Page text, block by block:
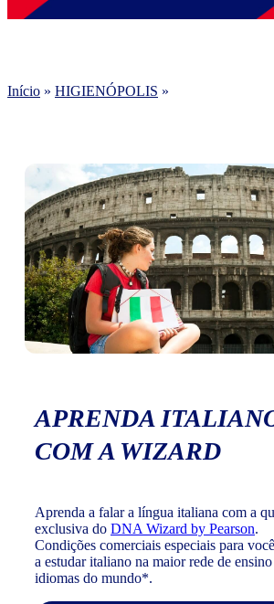
Início » HIGIENÓPOLIS »
APRENDA
COM A WIZARD
Aprenda a falar a língua italiana com a
exclusiva do DNA Wizard by Pearson.
Condições comerciais especiais para
a estudar italiano na maior rede de
idiomas do mundo*.